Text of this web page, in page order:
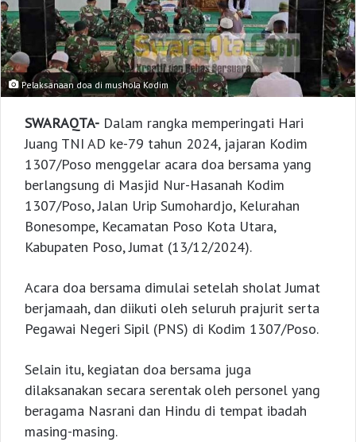
Pelaksanaan doa di mushola Kodim
SWARAQTA- Dalam rangka memperingati Hari
Juang TNI AD ke-79 tahun 2024, jajaran Kodim
1307/Poso menggelar acara doa bersama yang
berlangsung di Masjid Nur-Hasanah Kodim
1307/Poso, Jalan Urip Sumohardjo, Kelurahan
Bonesompe, Kecamatan Poso Kota Utara,
Kabupaten Poso, Jumat (13/12/2024).
Acara doa bersama dimulai setelah sholat Jumat
berjamaah, dan diikuti oleh seluruh prajurit serta
Pegawai Negeri Sipil (PNS) di Kodim 1307/Poso.
Selain itu, kegiatan doa bersama juga
dilaksanakan secara serentak oleh personel yang
beragama Nasrani dan Hindu di tempat ibadah
masing-masing.